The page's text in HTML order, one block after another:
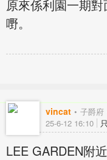
原來係利園一期
嘢。
vincat 子爵府
25-6-12 16:10
LEE GARDEN附